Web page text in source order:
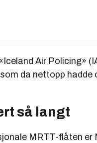
Air Policing»
da nettopp
så langt
MRTT-flåten